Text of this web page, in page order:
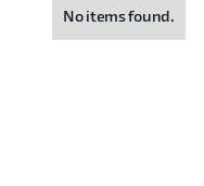
No items found.